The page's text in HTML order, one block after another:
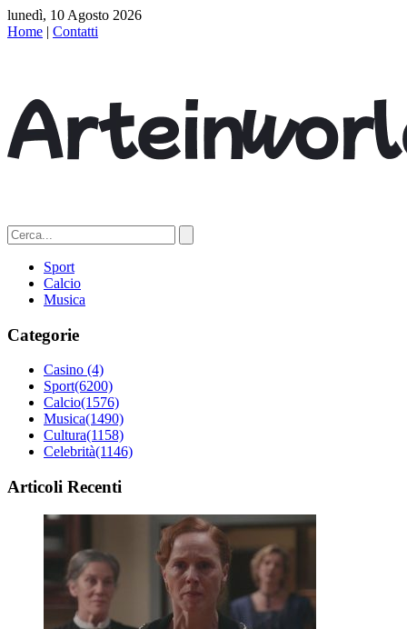
lunedì, 10 Agosto 2026
Home | Contatti
Sport
Calcio
Musica
Categorie
Casino (4)
Sport(6200)
Calcio(1576)
Musica(1490)
Cultura(1158)
Celebrità(1146)
Articoli Recenti